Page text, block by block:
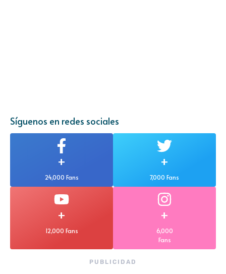
Síguenos en redes sociales
+
24,000 Fans
+
7,000 Fans
+
12,000 Fans
+
6,000
Fans
PUBLICIDAD